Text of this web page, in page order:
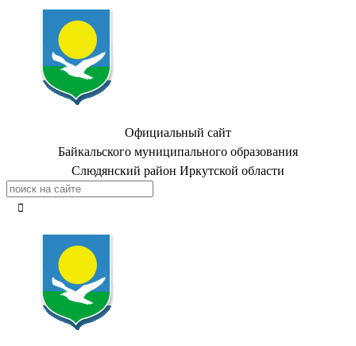
Официальный сайт
Байкальского муниципального образования
Слюдянский район Иркутской области